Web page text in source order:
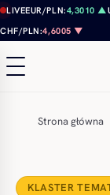
Przejdź do treści
LIVEEUR/PLN:4,3010 ▲
CHF/PLN:4,6005 ▼
Strona główna
KLASTER